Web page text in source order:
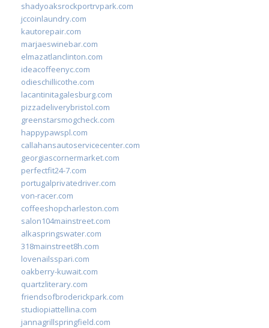
shadyoaksrockportrvpark.com
jccoinlaundry.com
kautorepair.com
marjaeswinebar.com
elmazatlanclinton.com
ideacoffeenyc.com
odieschillicothe.com
lacantinitagalesburg.com
pizzadeliverybristol.com
greenstarsmogcheck.com
happypawspl.com
callahansautoservicecenter.com
georgiascornermarket.com
perfectfit24-7.com
portugalprivatedriver.com
von-racer.com
coffeeshopcharleston.com
salon104mainstreet.com
alkaspringswater.com
318mainstreet8h.com
lovenailsspari.com
oakberry-kuwait.com
quartzliterary.com
friendsofbroderickpark.com
studiopiattellina.com
jannagrillspringfield.com